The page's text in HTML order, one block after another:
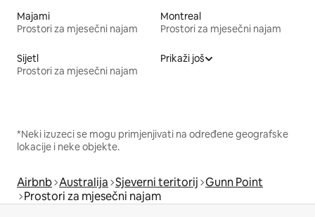
Majami
Prostori za mjesečni najam
Montreal
Prostori za mjesečni najam
Sijetl
Prostori za mjesečni najam
Prikaži još
*Neki izuzeci se mogu primjenjivati na određene geografske
lokacije i neke objekte.
Airbnb Australija Sjeverni teritorij Gunn Point
Prostori za mjesečni najam